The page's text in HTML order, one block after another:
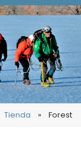
Tienda » Forest